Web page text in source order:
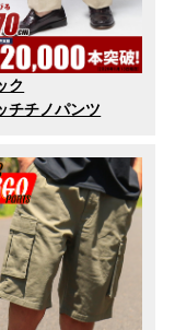
ク
チチノパンツ